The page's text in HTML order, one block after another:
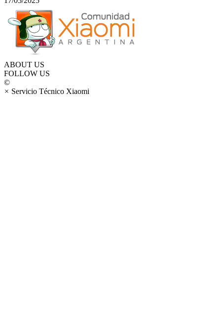
ABOUT US
FOLLOW US
©
× Servicio Técnico Xiaomi